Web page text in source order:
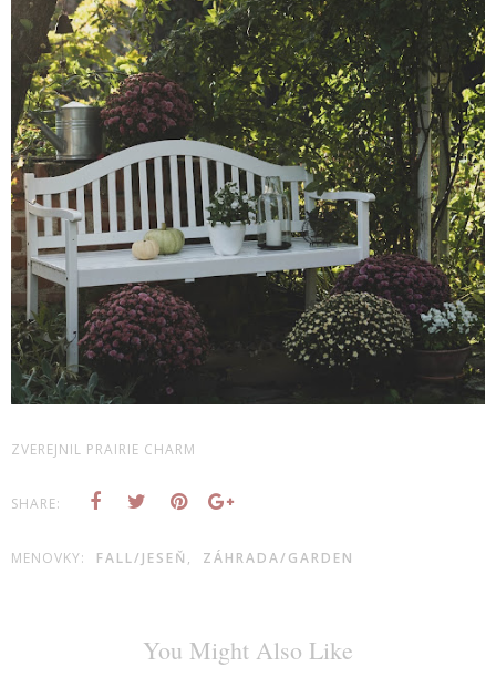
ZVEREJNIL PRAIRIE CHARM
SHARE:
MENOVKY: FALL/JESEŇ , ZÁHRADA/GARDEN
You Might Also Like